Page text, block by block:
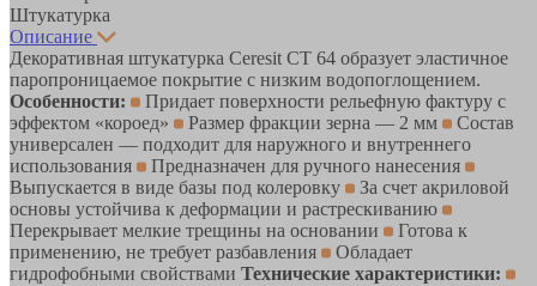
Штукатурка
Описание
Декоративная штукатурка Ceresit CT 64 образует эластичное
паропроницаемое покрытие с низким водопоглощением.
Особенности:
Придает поверхности рельефную фактуру с
эффектом «короед»
Размер фракции зерна — 2 мм
Состав
универсален — подходит для наружного и внутреннего
использования
Предназначен для ручного нанесения
Выпускается в виде базы под колеровку
За счет акриловой
основы устойчива к деформации и растрескиванию
Перекрывает мелкие трещины на основании
Готова к
применению, не требует разбавления
Обладает
гидрофобными свойствами Технические характеристики: